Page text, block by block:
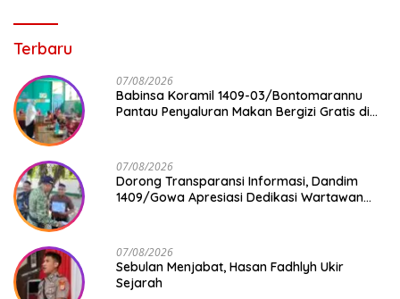
Terbaru
07/08/2026
Babinsa Koramil 1409-03/Bontomarannu
Pantau Penyaluran Makan Bergizi Gratis di
07/08/2026
Dorong Transparansi Informasi, Dandim
1409/Gowa Apresiasi Dedikasi Wartawan
07/08/2026
Sebulan Menjabat, Hasan Fadhlyh Ukir
Sejarah